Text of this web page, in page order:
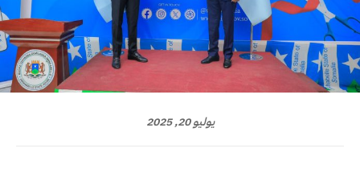
يوليو 20, 2025